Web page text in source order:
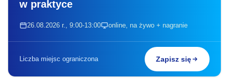
w praktyce
26.08.2026 r., 9:00-13:00 online, na żywo + nagranie
Liczba miejsc ograniczona Zapisz się